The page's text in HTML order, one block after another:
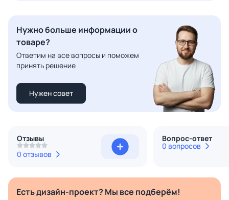
Нужно больше информации о
товаре?
Ответим на все вопросы и поможем
принять решение
Нужен совет
Отзывы
0 отзывов
Вопрос-ответ
0 вопросов
Есть дизайн-проект? Мы все подберём!